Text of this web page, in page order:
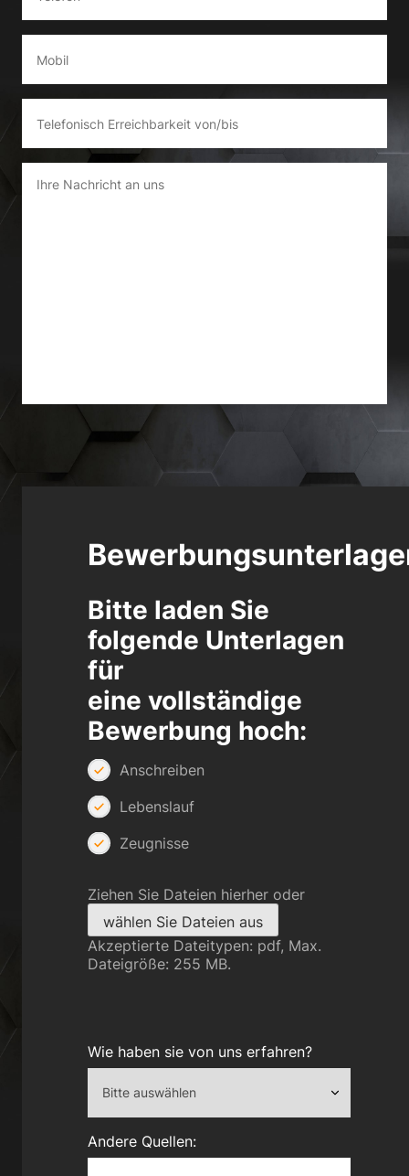
Bitte laden Sie
folgende Unterlagen
für
eine vollständige
Bewerbung hoch:
Anschreiben
Lebenslauf
Zeugnisse
Ziehen Sie Dateien hierher oder
wählen Sie Dateien aus
Akzeptierte Dateitypen: pdf, Max.
Dateigröße: 255 MB.
Wie haben sie von uns erfahren?
Andere Quellen: